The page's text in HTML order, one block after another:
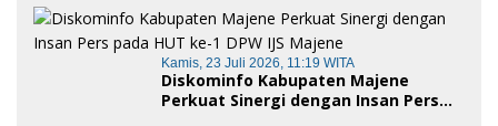
Jadi Embrio Pendirian Politeknik
Negeri Sulawesi Barat
Kamis, 23 Juli 2026, 11:19 WITA
Diskominfo Kabupaten Majene
Perkuat Sinergi dengan Insan Pers